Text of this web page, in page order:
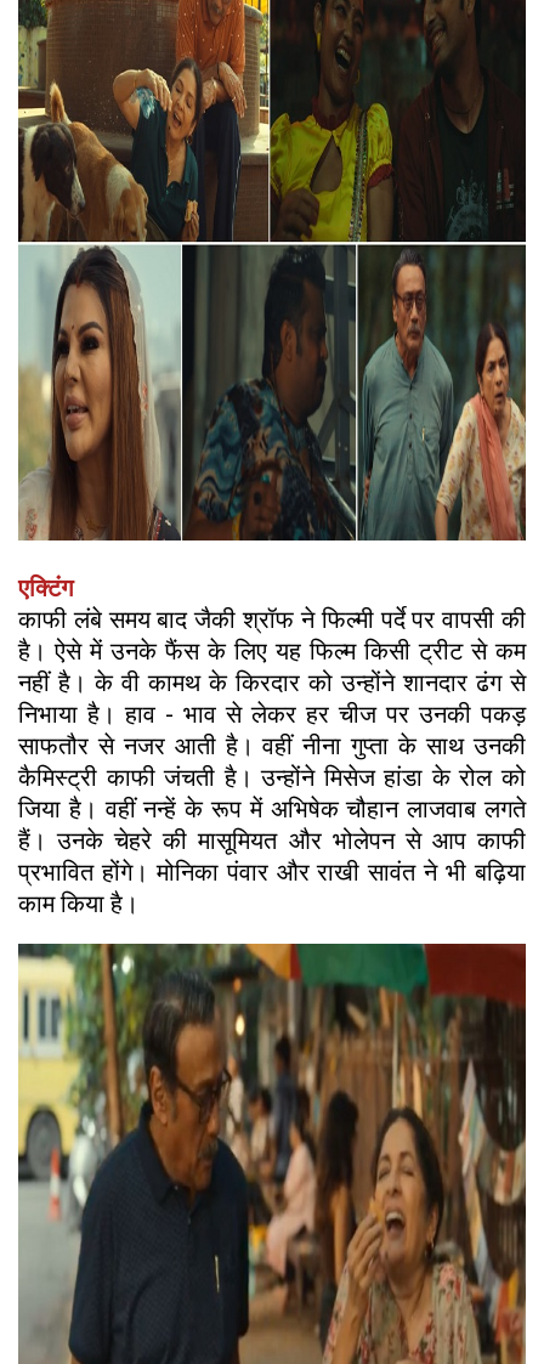
एक्टिंग
काफी लंबे समय बाद जैकी श्रॉफ ने फिल्मी पर्दे पर वापसी की
है। ऐसे में उनके फैंस के लिए यह फिल्म किसी ट्रीट से कम
नहीं है। के वी कामथ के किरदार को उन्होंने शानदार ढंग से
निभाया है। हाव - भाव से लेकर हर चीज पर उनकी पकड़
साफतौर से नजर आती है। वहीं नीना गुप्ता के साथ उनकी
कैमिस्ट्री काफी जंचती है। उन्होंने मिसेज हांडा के रोल को
जिया है। वहीं नन्हें के रूप में अभिषेक चौहान लाजवाब लगते
हैं। उनके चेहरे की मासूमियत और भोलेपन से आप काफी
प्रभावित होंगे। मोनिका पंवार और राखी सावंत ने भी बढ़िया
काम किया है।